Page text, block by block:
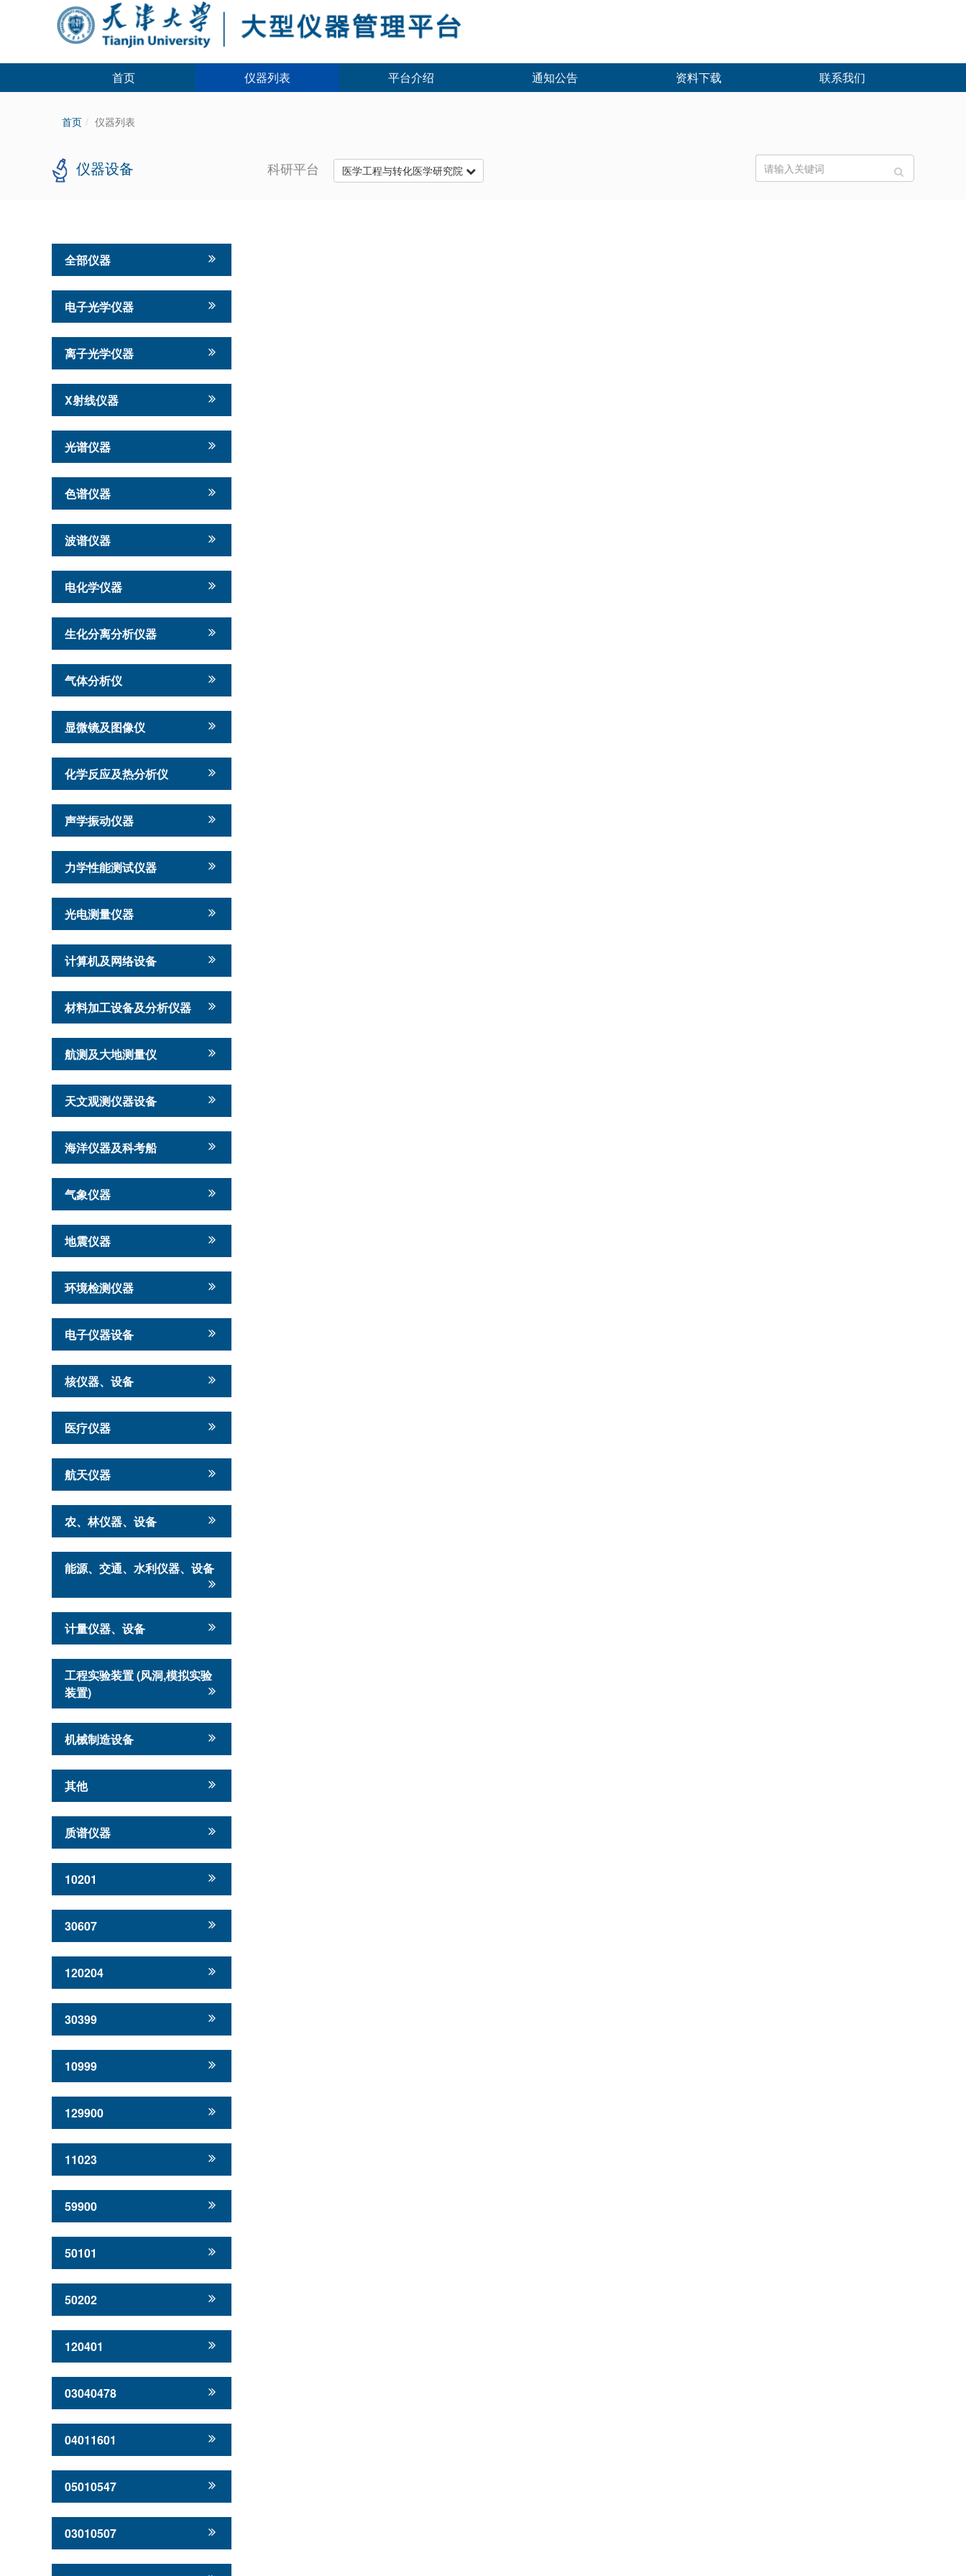
首页 仪器列表 平台介绍 通知公告 资料下载 联系我们
首页 仪器列表
仪器设备 科研平台 医学工程与转化医学研究院
全部仪器
电子光学仪器
离子光学仪器
X射线仪器
光谱仪器
色谱仪器
波谱仪器
电化学仪器
生化分离分析仪器
气体分析仪
显微镜及图像仪
化学反应及热分析仪
声学振动仪器
力学性能测试仪器
光电测量仪器
计算机及网络设备
材料加工设备及分析仪器
航测及大地测量仪
天文观测仪器设备
海洋仪器及科考船
气象仪器
地震仪器
环境检测仪器
电子仪器设备
核仪器、设备
医疗仪器
航天仪器
农、林仪器、设备
能源、交通、水利仪器、设备
计量仪器、设备
工程实验装置 (风洞,模拟实验
装置)
机械制造设备
其他
质谱仪器
10201
30607
120204
30399
10999
129900
11023
59900
50101
50202
120401
03040478
04011601
05010547
03010507